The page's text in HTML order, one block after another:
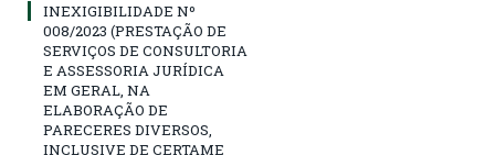
INEXIGIBILIDADE Nº
008/2023 (PRESTAÇÃO DE
SERVIÇOS DE CONSULTORIA
E ASSESSORIA JURÍDICA
EM GERAL, NA
ELABORAÇÃO DE
PARECERES DIVERSOS,
INCLUSIVE DE CERTAME